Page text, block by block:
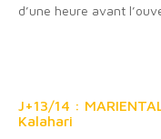
d’une heure avant
J+13/14 :
Kalahari